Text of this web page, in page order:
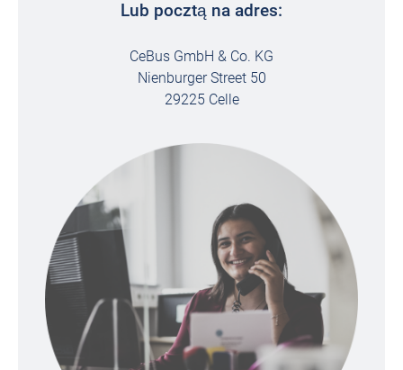
Lub pocztą na adres:
CeBus GmbH & Co. KG
Nienburger Street 50
29225 Celle